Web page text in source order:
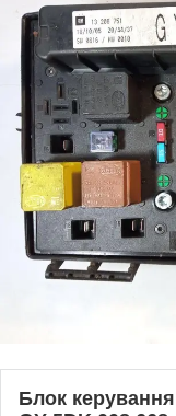
Блок керування